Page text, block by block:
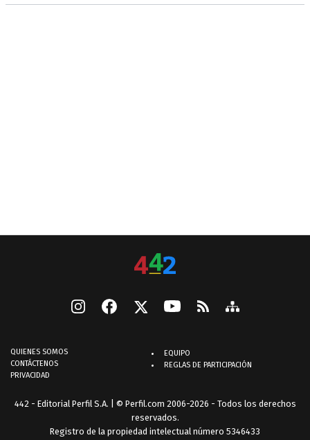
QUIENES SOMOS
CONTÁCTENOS
PRIVACIDAD
EQUIPO
REGLAS DE PARTICIPACIÓN
442 - Editorial Perfil S.A. | © Perfil.com 2006-2026 - Todos los derechos
reservados.
Registro de la propiedad intelectual número 5346433